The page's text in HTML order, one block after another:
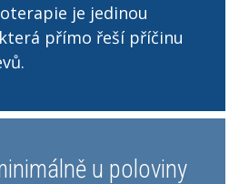
je jedinou
přímo řeší příčinu
u poloviny